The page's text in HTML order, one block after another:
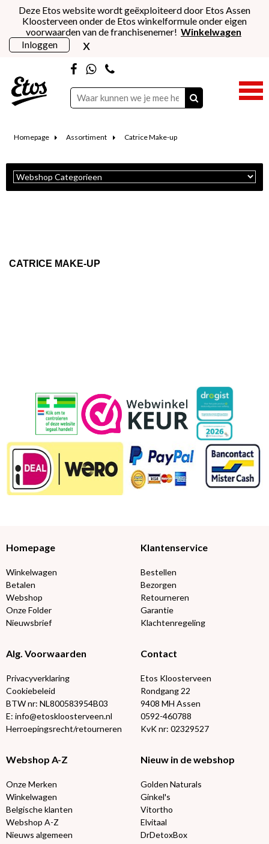
Deze Etos website wordt geëxploiteerd door Etos Assen
Kloosterveen onder de Etos winkelformule onder eigen
voorwaarden van de franchisenemer! Winkelwagen
Inloggen
x
Homepage Assortiment Catrice Make-up
CATRICE MAKE-UP
Homepage
Winkelwagen
Betalen
Webshop
Onze Folder
Nieuwsbrief
Klantenservice
Bestellen
Bezorgen
Retourneren
Garantie
Klachtenregeling
Alg. Voorwaarden
Privacyverklaring
Cookiebeleid
BTW nr: NL800583954B03
E: info@etoskloosterveen.nl
Herroepingsrecht/retourneren
Contact
Etos Kloosterveen
Rondgang 22
9408 MH Assen
0592-460788
KvK nr: 02329527
Webshop A-Z
Onze Merken
Winkelwagen
Belgische klanten
Webshop A-Z
Nieuws algemeen
Nieuw in de webshop
Golden Naturals
Ginkel's
Vitortho
Elvitaal
DrDetoxBox